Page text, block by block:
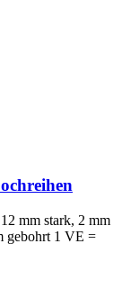
mm stark, 2 mm
gebohrt 1 VE =